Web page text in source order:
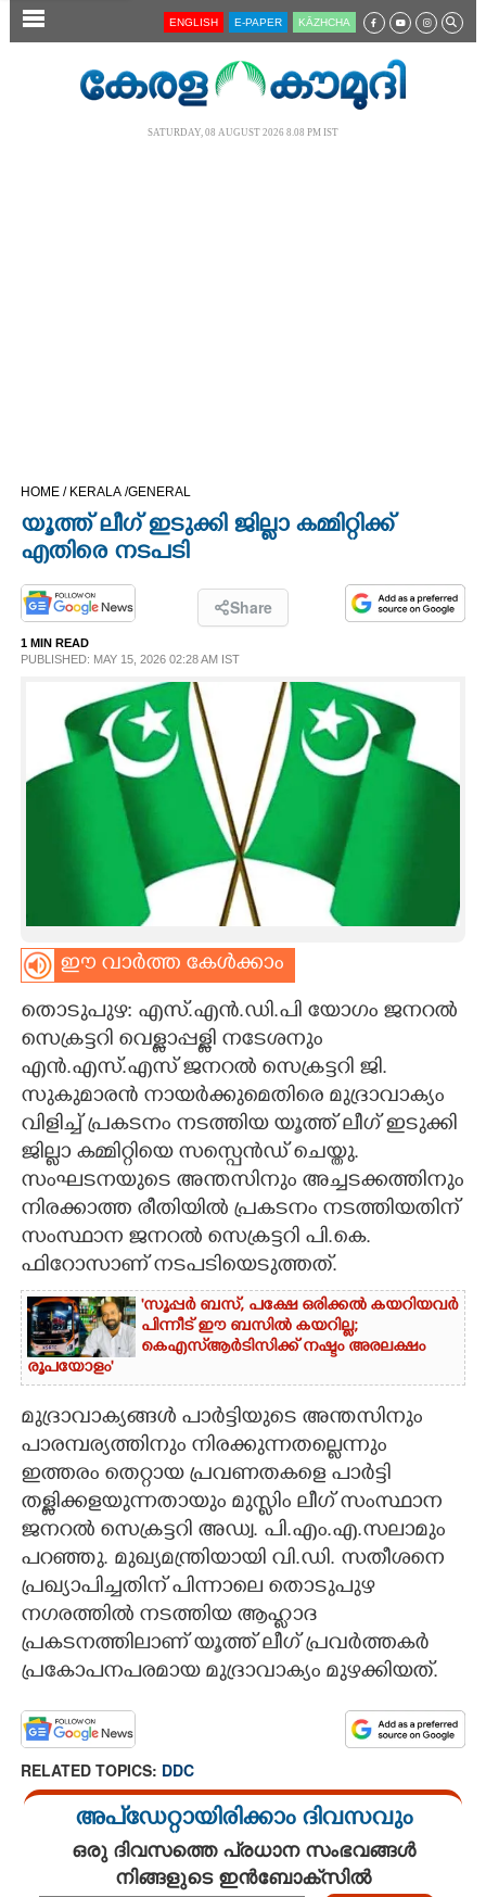
SECTIONS
OPINION
SPIRITUAL
ASTRO
CARTOONS
LITERATURE
ZOOM
CONTACT US
ENGLISH E-PAPER KĀZHCHA
SATURDAY, 08 AUGUST 2026 8.08 PM IST
HOME / KERALA /GENERAL
യൂത്ത് ലീഗ് ഇടുക്കി ജില്ലാ കമ്മിറ്റിക്ക്
എതിരെ നടപടി
Share
1 MIN READ
PUBLISHED: MAY 15, 2026 02:28 AM IST
ഈ വാർത്ത കേൾക്കാം
തൊടുപുഴ: എസ്.എൻ.ഡി.പി യോഗം ജനറൽ
സെക്രട്ടറി വെള്ളാപ്പള്ളി നടേശനും
എൻ.എസ്.എസ് ജനറൽ സെക്രട്ടറി ജി.
സുകുമാരൻ നായർക്കുമെതിരെ മുദ്രാവാക്യം
വിളിച്ച് പ്രകടനം നടത്തിയ യൂത്ത് ലീഗ് ഇടുക്കി
ജില്ലാ കമ്മിറ്റിയെ സസ്പെൻഡ് ചെയ്തു.
സംഘടനയുടെ അന്തസിനും അച്ചടക്കത്തിനും
നിരക്കാത്ത രീതിയിൽ പ്രകടനം നടത്തിയതിന്
സംസ്ഥാന ജനറൽ സെക്രട്ടറി പി.കെ.
ഫിറോസാണ് നടപടിയെടുത്തത്.
'സൂപ്പർ ബസ്, പക്ഷേ ഒരിക്കൽ കയറിയവർ
പിന്നീട് ഈ ബസിൽ കയറില്ല;
കെഎസ്ആർടിസിക്ക് നഷ്ടം അരലക്ഷം
രൂപയോളം'
മുദ്രാവാക്യങ്ങൾ പാർട്ടിയുടെ അന്തസിനും
പാരമ്പര്യത്തിനും നിരക്കുന്നതല്ലെന്നും
ഇത്തരം തെറ്റായ പ്രവണതകളെ പാർട്ടി
തള്ളിക്കളയുന്നതായും മുസ്ലിം ലീഗ് സംസ്ഥാന
ജനറൽ സെക്രട്ടറി അഡ്വ. പി.എം.എ.സലാമും
പറഞ്ഞു. മുഖ്യമന്ത്രിയായി വി.ഡി. സതീശനെ
പ്രഖ്യാപിച്ചതിന് പിന്നാലെ തൊടുപുഴ
നഗരത്തിൽ നടത്തിയ ആഹ്ലാദ
പ്രകടനത്തിലാണ് യൂത്ത് ലീഗ് പ്രവർത്തകർ
പ്രകോപനപരമായ മുദ്രാവാക്യം മുഴക്കിയത്.
RELATED TOPICS: DDC
അപ്ഡേറ്റായിരിക്കാം ദിവസവും
ഒരു ദിവസത്തെ പ്രധാന സംഭവങ്ങൾ
നിങ്ങളുടെ ഇൻബോക്സിൽ